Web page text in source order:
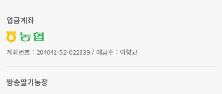
입금계좌
계좌번호 : 204041-52-022339 / 예금주 : 이향교
쌍송딸기농장